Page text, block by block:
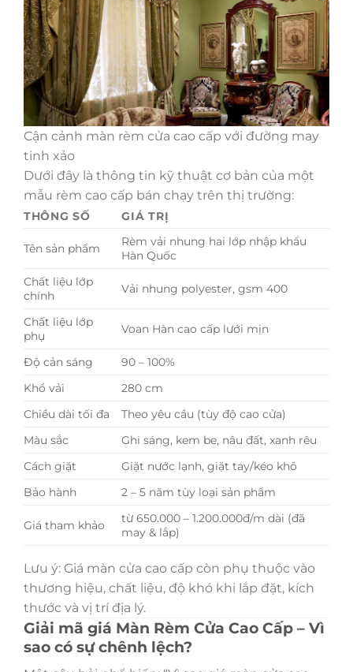
Cận cảnh màn rèm cửa cao cấp với đường may
tinh xảo
Dưới đây là thông tin kỹ thuật cơ bản của một
mẫu rèm cao cấp bán chạy trên thị trường:
THÔNG SỐ GIÁ TRỊ
Tên sản phẩm
Rèm vải nhung hai lớp nhập khẩu
Hàn Quốc
Chất liệu lớp
chính
Vải nhung polyester, gsm 400
Chất liệu lớp
phụ
Voan Hàn cao cấp lưới mịn
Độ cản sáng
90 – 100%
Khổ vải
280 cm
Chiều dài tối đa
Theo yêu cầu (tùy độ cao cửa)
Màu sắc
Ghi sáng, kem be, nâu đất, xanh rêu
Cách giặt
Giặt nước lạnh, giặt tay/kéo khô
Bảo hành
2 – 5 năm tùy loại sản phẩm
Giá tham khảo
từ 650.000 – 1.200.000đ/m dài (đã
may & lắp)
Lưu ý: Giá màn cửa cao cấp còn phụ thuộc vào
thương hiệu, chất liệu, độ khó khi lắp đặt, kích
thước và vị trí địa lý.
Giải mã giá Màn Rèm Cửa Cao Cấp – Vì
sao có sự chênh lệch?